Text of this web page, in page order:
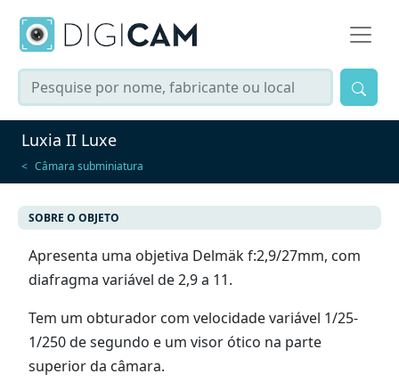
Luxia II Luxe
Câmara subminiatura
SOBRE O OBJETO
Apresenta uma objetiva Delmäk f:2,9/27mm, com
diafragma variável de 2,9 a 11.
Tem um obturador com velocidade variável 1/25-
1/250 de segundo e um visor ótico na parte
superior da câmara.